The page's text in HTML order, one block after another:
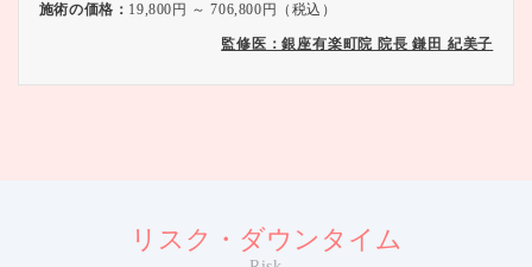
施術の価格： 19,800円 ～ 706,800円（税込）
監修医：銀座有楽町院 院長 鎌田 紀美子
リスク・ダウンタイム